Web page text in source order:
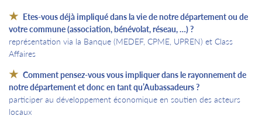
Etes-vous déjà impliqué dans la vie de notre département ou de
votre commune (association, bénévolat, réseau, …) ?
représentation via la Banque (MEDEF, CPME, UPREN) et Class
Affaires
Comment pensez-vous vous impliquer dans le rayonnement de
notre département et donc en tant qu’Aubassadeurs ?
participer au développement économique en soutien des acteurs
locaux